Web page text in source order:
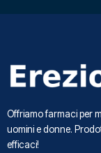
Offriamo farmaci per
uomini e donne.
efficaci!